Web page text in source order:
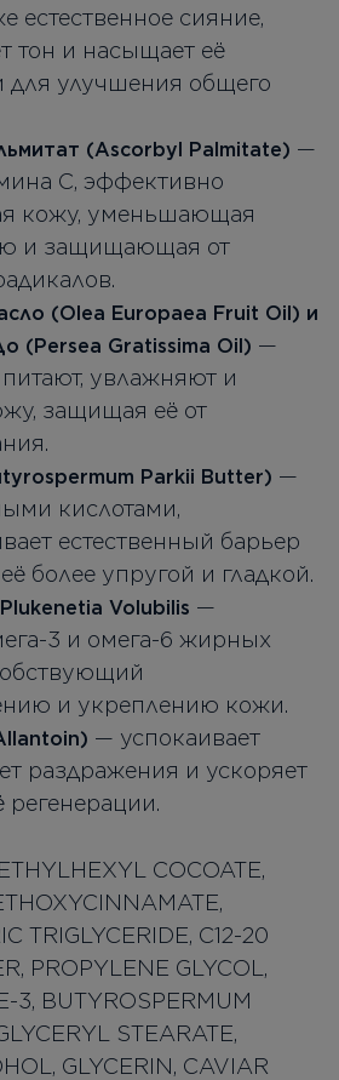
естественное сияние,
тон и насыщает её
для улучшения общего
(Ascorbyl Palmitate) —
C, эффективно
кожу, уменьшающая
и защищающая от
(Olea Europaea Fruit Oil) и
(Persea Gratissima Oil) —
увлажняют и
защищая её от
Parkii Butter) —
кислотами,
естественный барьер
более упругой и гладкой.
Volubilis —
3 и омега-6 жирных
и укреплению кожи.
— успокаивает
раздражения и ускоряет
регенерации.
COCOATE,
TRIGLYCERIDE, C12-20
PROPYLENE GLYCOL,
3, BUTYROSPERMUM
STEARATE,
GLYCERIN, CAVIAR